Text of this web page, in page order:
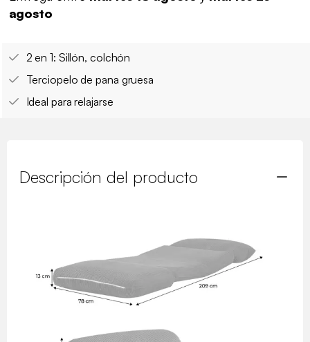
agosto
2 en 1: Sillón, colchón
Terciopelo de pana gruesa
Ideal para relajarse
Descripción del producto